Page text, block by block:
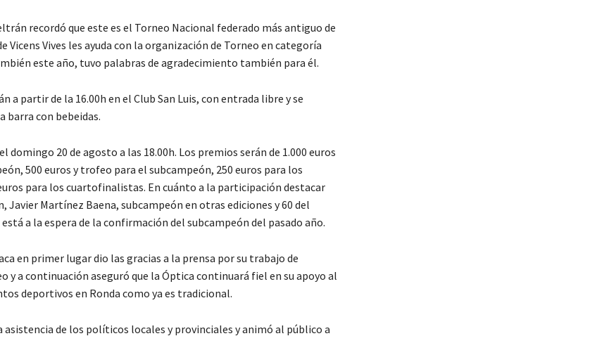
recordó que este es el Torneo Nacional federado más antiguo de
Vicens Vives les ayuda con la organización de Torneo en categoría
este año, tuvo palabras de agradecimiento también para él.
a partir de la 16.00h en el Club San Luis, con entrada libre y se
barra con bebeidas.
domingo 20 de agosto a las 18.00h. Los premios serán de 1.000 euros
500 euros y trofeo para el subcampeón, 250 euros para los
para los cuartofinalistas. En cuánto a la participación destacar
Javier Martínez Baena, subcampeón en otras ediciones y 60 del
a la espera de la confirmación del subcampeón del pasado año.
en primer lugar dio las gracias a la prensa por su trabajo de
y a continuación aseguró que la Óptica continuará fiel en su apoyo al
deportivos en Ronda como ya es tradicional.
asistencia de los políticos locales y provinciales y animó al público a